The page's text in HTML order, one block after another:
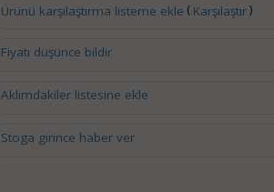
Ürünü karşılaştırma listeme ekle ( Karşılaştır)
Fiyatı düşünce bildir
Aklımdakiler listesine ekle
Stoga girince haber ver